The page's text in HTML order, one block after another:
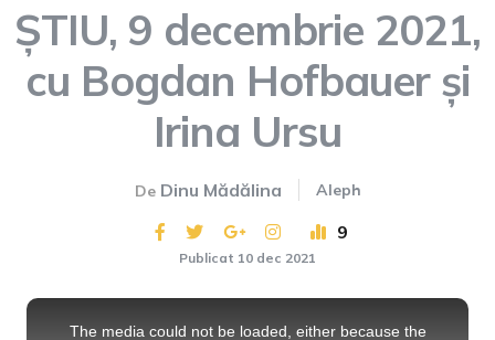
ȘTIU, 9 decembrie 2021,
cu Bogdan Hofbauer și
Irina Ursu
De Dinu Mădălina Aleph
9
Publicat 10 dec 2021
This
The media could not be loaded, either because the